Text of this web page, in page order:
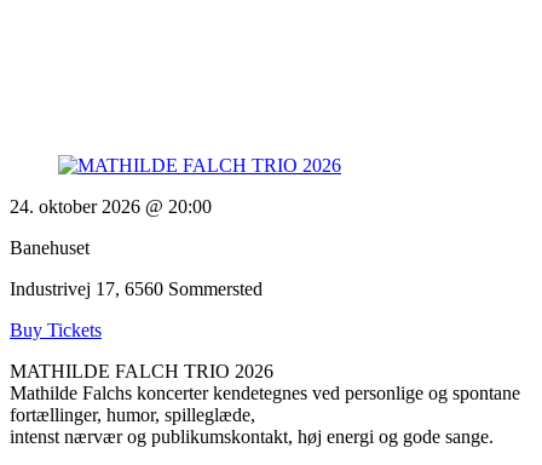
24. oktober 2026 @ 20:00
Banehuset
Industrivej 17, 6560 Sommersted
Buy Tickets
MATHILDE FALCH TRIO 2026
Mathilde Falchs koncerter kendetegnes ved personlige og spontane
fortællinger, humor, spilleglæde,
intenst nærvær og publikumskontakt, høj energi og gode sange.